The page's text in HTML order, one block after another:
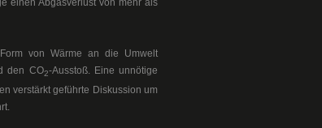
einen Abgasverlust von mehr als
von Wärme an die Umwelt
den CO2-Ausstoß. Eine unnötige
verstärkt geführte Diskussion um